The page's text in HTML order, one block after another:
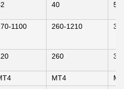
40 50
1100 260-1210
260
MT4